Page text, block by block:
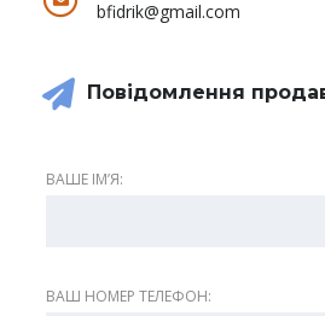
bfidrik@gmail.com
Повідомлення
ВАШЕ ІМʼЯ:
ВАШ НОМЕР ТЕЛЕФОН: